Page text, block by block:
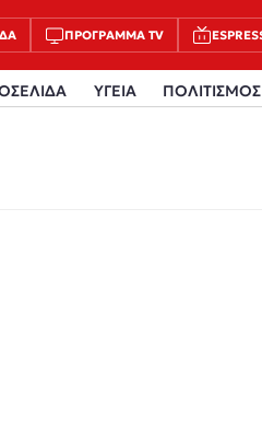
ΠΡΌΓΡΑΜΜΑ TV
ΥΓΕΙΑ ΠΟΛΙΤΙΣΜΟΣ